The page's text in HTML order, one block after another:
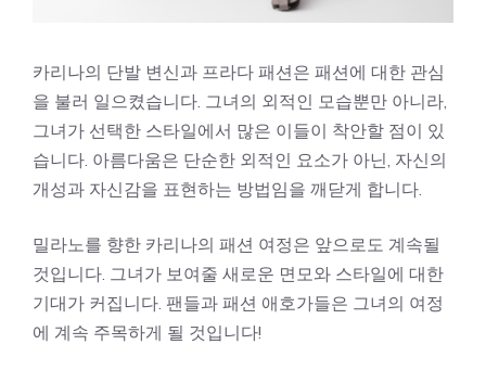
카리나의 단발 변신과 프라다 패션은 패션에 대한 관심
을 불러 일으켰습니다. 그녀의 외적인 모습뿐만 아니라,
그녀가 선택한 스타일에서 많은 이들이 착안할 점이 있
습니다. 아름다움은 단순한 외적인 요소가 아닌, 자신의
개성과 자신감을 표현하는 방법임을 깨닫게 합니다.
밀라노를 향한 카리나의 패션 여정은 앞으로도 계속될
것입니다. 그녀가 보여줄 새로운 면모와 스타일에 대한
기대가 커집니다. 팬들과 패션 애호가들은 그녀의 여정
에 계속 주목하게 될 것입니다!